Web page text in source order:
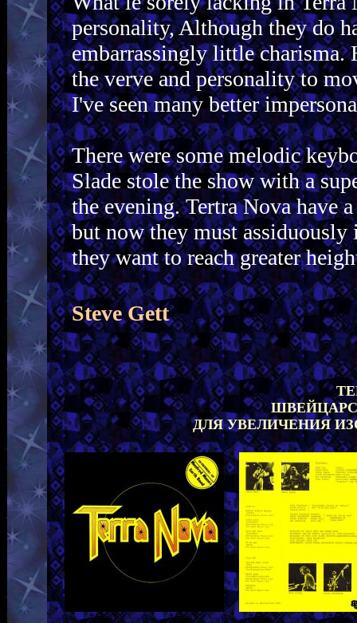
personality, Although they do
embarrassingly little charisma.
the verve and personality to
I've seen many better
There were some melodic
Slade stole the show with a
the evening. Tertra Nova have
but now they must
they want to reach greater
Steve Gett
ДЛЯ УВЕЛИЧЕНИЯ